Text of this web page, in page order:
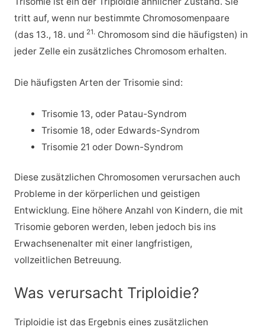
tritt auf, wenn nur bestimmte Chromosomenpaare
(das 13., 18. und 21.Chromosom sind die häufigsten) in
jeder Zelle ein zusätzliches Chromosom erhalten.
Die häufigsten Arten der Trisomie sind:
Trisomie 13, oder Patau-Syndrom
Trisomie 18, oder Edwards-Syndrom
Trisomie 21 oder Down-Syndrom
Diese zusätzlichen Chromosomen verursachen auch
Probleme in der körperlichen und geistigen
Entwicklung. Eine höhere Anzahl von Kindern, die mit
Trisomie geboren werden, leben jedoch bis ins
Erwachsenenalter mit einer langfristigen,
vollzeitlichen Betreuung.
Was verursacht Triploidie?
Triploidie ist das Ergebnis eines zusätzlichen